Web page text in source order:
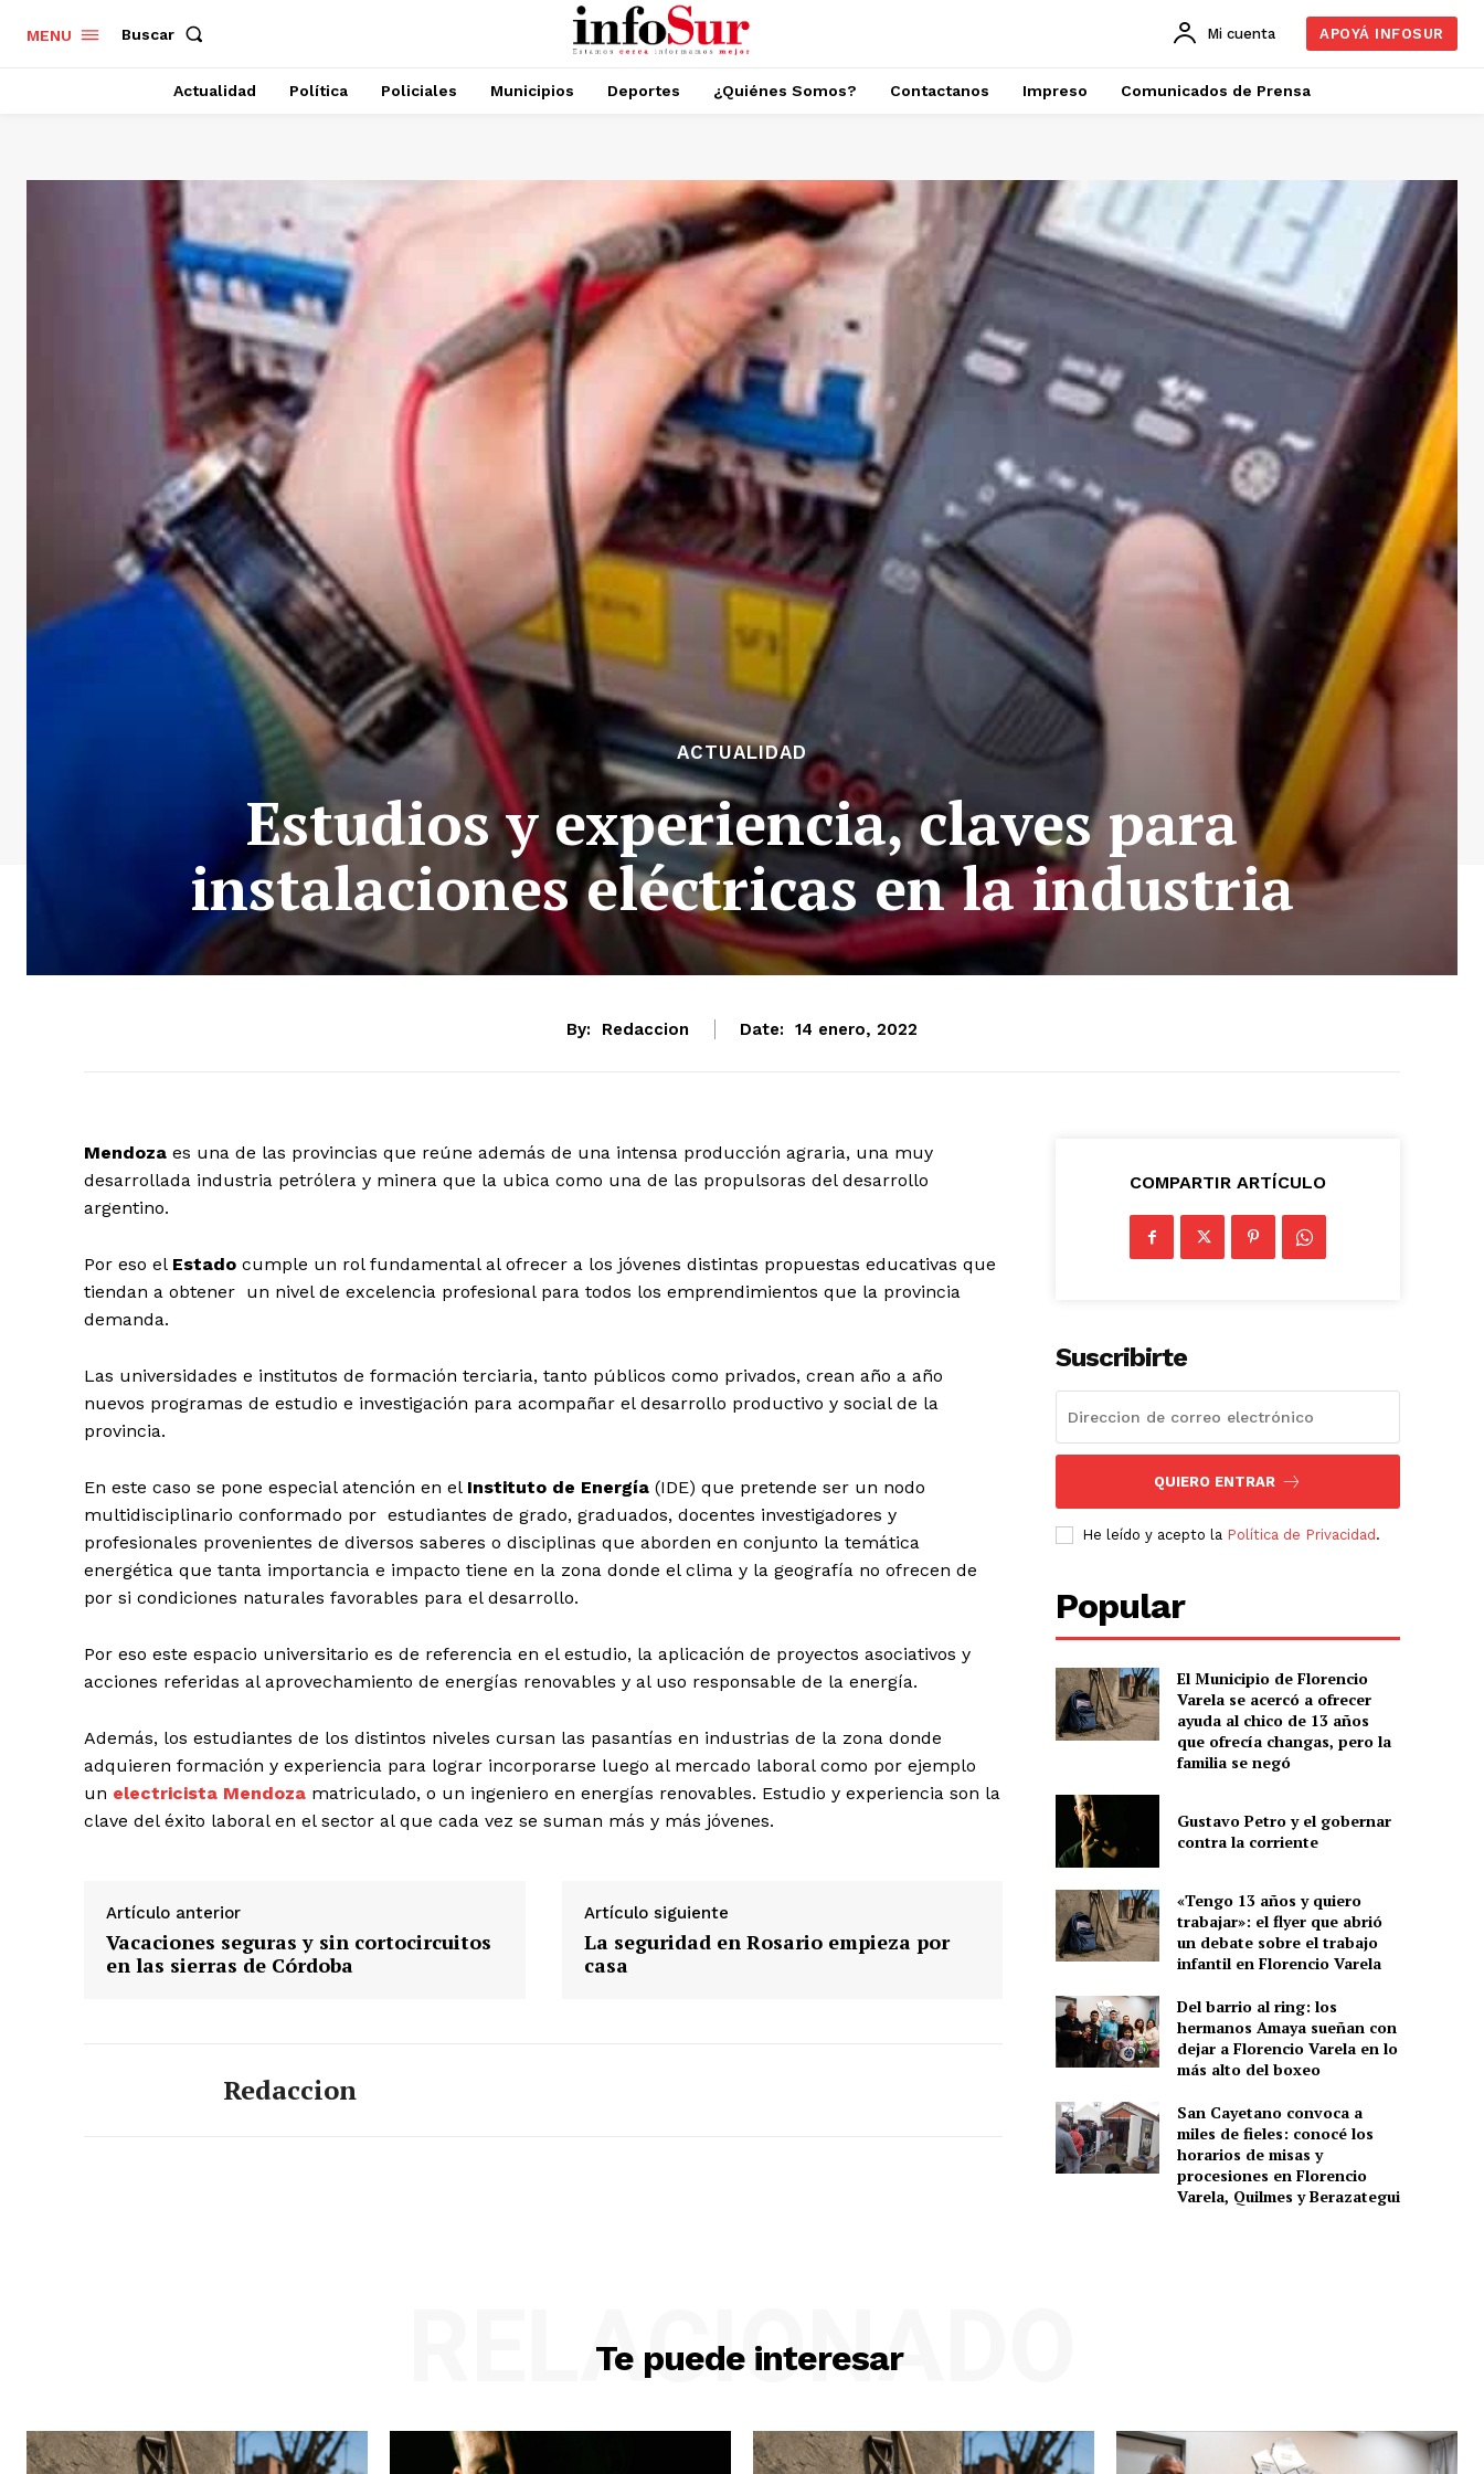
MENU Buscar Mi cuenta APOYÁ INFOSUR
Actualidad Política Policiales Municipios Deportes ¿Quiénes Somos? Contactanos Impreso Comunicados de Prensa
ACTUALIDAD
Estudios y experiencia, claves para
instalaciones eléctricas en la industria
By: Redaccion Date: 14 enero, 2022
Mendoza es una de las provincias que reúne además de una intensa producción agraria, una muy
desarrollada industria petrólera y minera que la ubica como una de las propulsoras del desarrollo
argentino.
Por eso el Estado cumple un rol fundamental al ofrecer a los jóvenes distintas propuestas educativas que
tiendan a obtener un nivel de excelencia profesional para todos los emprendimientos que la provincia
demanda.
Las universidades e institutos de formación terciaria, tanto públicos como privados, crean año a año
nuevos programas de estudio e investigación para acompañar el desarrollo productivo y social de la
provincia.
En este caso se pone especial atención en el Instituto de Energía (IDE) que pretende ser un nodo
multidisciplinario conformado por estudiantes de grado, graduados, docentes investigadores y
profesionales provenientes de diversos saberes o disciplinas que aborden en conjunto la temática
energética que tanta importancia e impacto tiene en la zona donde el clima y la geografía no ofrecen de
por si condiciones naturales favorables para el desarrollo.
Por eso este espacio universitario es de referencia en el estudio, la aplicación de proyectos asociativos y
acciones referidas al aprovechamiento de energías renovables y al uso responsable de la energía.
Además, los estudiantes de los distintos niveles cursan las pasantías en industrias de la zona donde
adquieren formación y experiencia para lograr incorporarse luego al mercado laboral como por ejemplo
un electricista Mendoza matriculado, o un ingeniero en energías renovables. Estudio y experiencia son la
clave del éxito laboral en el sector al que cada vez se suman más y más jóvenes.
Artículo anterior
Vacaciones seguras y sin cortocircuitos
en las sierras de Córdoba
Artículo siguiente
La seguridad en Rosario empieza por
casa
Redaccion
COMPARTIR ARTÍCULO
Suscribirte
QUIERO ENTRAR
He leído y acepto la Política de Privacidad .
Popular
El Municipio de Florencio
Varela se acercó a ofrecer
ayuda al chico de 13 años
que ofrecía changas, pero la
familia se negó
Gustavo Petro y el gobernar
contra la corriente
«Tengo 13 años y quiero
trabajar»: el flyer que abrió
un debate sobre el trabajo
infantil en Florencio Varela
Del barrio al ring: los
hermanos Amaya sueñan con
dejar a Florencio Varela en lo
más alto del boxeo
San Cayetano convoca a
miles de fieles: conocé los
horarios de misas y
procesiones en Florencio
Varela, Quilmes y Berazategui
Te puede interesar
RELACIONADO